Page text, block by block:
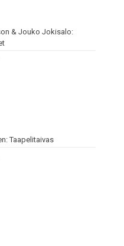
& Jouko Jokisalo:
Taapelitaivas